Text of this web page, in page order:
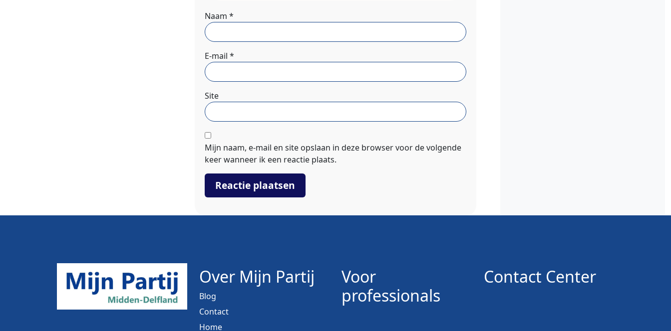
Naam *
E-mail *
Site
Mijn naam, e-mail en site opslaan in deze browser voor de volgende
keer wanneer ik een reactie plaats.
Over Mijn Partij
Blog
Contact
Home
Voor
professionals
Contact Center